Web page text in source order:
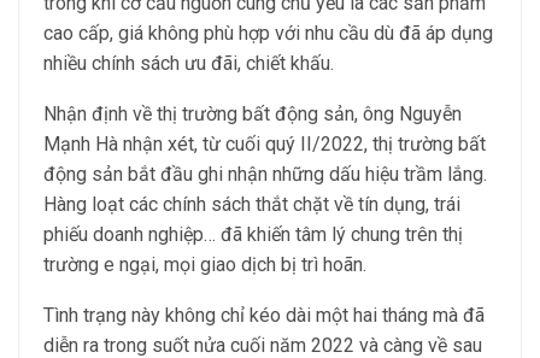
cao cấp, giá không phù hợp với nhu cầu dù đã áp dụng
nhiều chính sách ưu đãi, chiết khấu.
Nhận định về thị trường bất động sản, ông Nguyễn
Mạnh Hà nhận xét, từ cuối quý II/2022, thị trường bất
động sản bắt đầu ghi nhận những dấu hiệu trầm lắng.
Hàng loạt các chính sách thắt chặt về tín dụng, trái
phiếu doanh nghiệp… đã khiến tâm lý chung trên thị
trường e ngại, mọi giao dịch bị trì hoãn.
Tình trạng này không chỉ kéo dài một hai tháng mà đã
diễn ra trong suốt nửa cuối năm 2022 và càng về sau